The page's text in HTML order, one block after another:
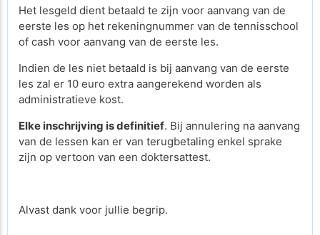
Het lesgeld dient betaald te zijn voor aanvang van de
eerste les op het rekeningnummer van de tennisschool
of cash voor aanvang van de eerste les.
Indien de les niet betaald is bij aanvang van de eerste
les zal er 10 euro extra aangerekend worden als
administratieve kost.
Elke inschrijving is definitief. Bij annulering na aanvang
van de lessen kan er van terugbetaling enkel sprake
zijn op vertoon van een doktersattest.
Alvast dank voor jullie begrip.